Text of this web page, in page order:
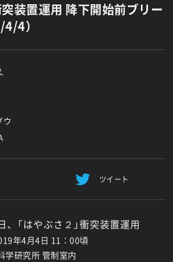
突装置運用 降下開始前ブリー
4）
ウ
ツイート
「はやぶさ２」衝突装置運用
年4月4日 11：00頃
学研究所 管制室内